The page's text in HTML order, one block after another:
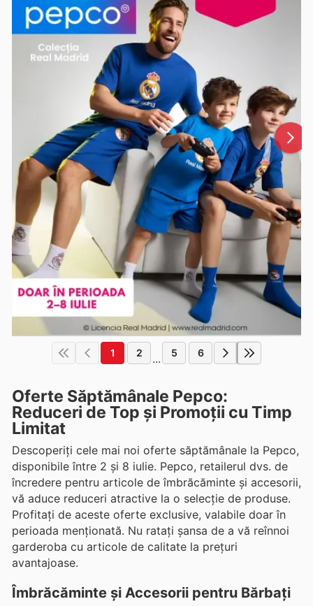
1 2 ... 5 6
Oferte Săptămânale Pepco:
Reduceri de Top și Promoții cu Timp
Limitat
Descoperiți cele mai noi oferte săptămânale la Pepco,
disponibile între 2 și 8 iulie. Pepco, retailerul dvs. de
încredere pentru articole de îmbrăcăminte și accesorii,
vă aduce reduceri atractive la o selecție de produse.
Profitați de aceste oferte exclusive, valabile doar în
perioada menționată. Nu ratați șansa de a vă reînnoi
garderoba cu articole de calitate la prețuri
avantajoase.
Îmbrăcăminte și Accesorii pentru Bărbați